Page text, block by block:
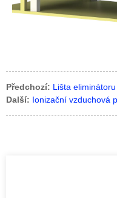
Předchozí: Lišta
Další: Ionizační vzduchová